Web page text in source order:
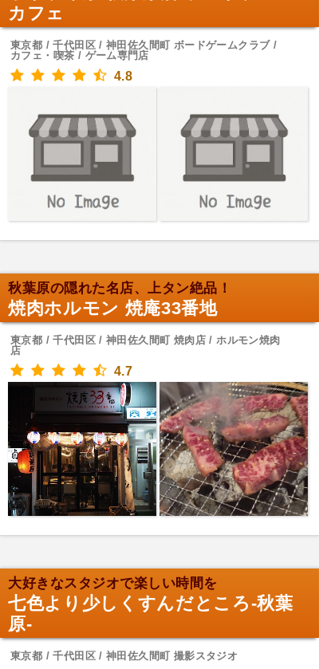
カフェ
東京都 / 千代田区 / 神田佐久間町 ボードゲームクラブ /
カフェ・喫茶 / ゲーム専門店
4.8
秋葉原の隠れた名店、上タン絶品！
焼肉ホルモン 焼庵33番地
東京都 / 千代田区 / 神田佐久間町 焼肉店 / ホルモン焼肉
店
4.7
大好きなスタジオで楽しい時間を
七色より少しくすんだところ-秋葉
原-
東京都 / 千代田区 / 神田佐久間町 撮影スタジオ